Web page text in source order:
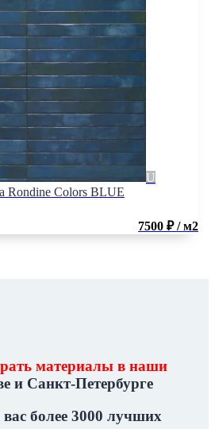
Rondine Colors BLUE
7500 ₽ / м2
материалы в наши
и Санкт-Петербурге
более 3000 лучших